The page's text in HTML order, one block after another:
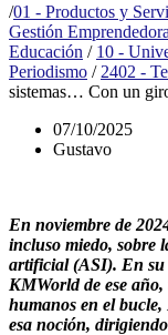
/01 - Productos y
Gestión Emprendedora
Educación / 10 -
Periodismo / 2402 -
sistemas… Con un
07/10/2025
Gustavo
En noviembre de
incluso miedo, sobre
artificial (ASI). En su
KMWorld de ese
humanos en el
esa noción,